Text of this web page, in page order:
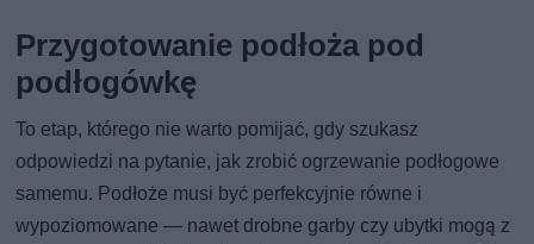
Przygotowanie podłoża pod
podłogówkę
To etap, którego nie warto pomijać, gdy szukasz
odpowiedzi na pytanie, jak zrobić ogrzewanie podłogowe
samemu. Podłoże musi być perfekcyjnie równe i
wypoziomowane — nawet drobne garby czy ubytki mogą z